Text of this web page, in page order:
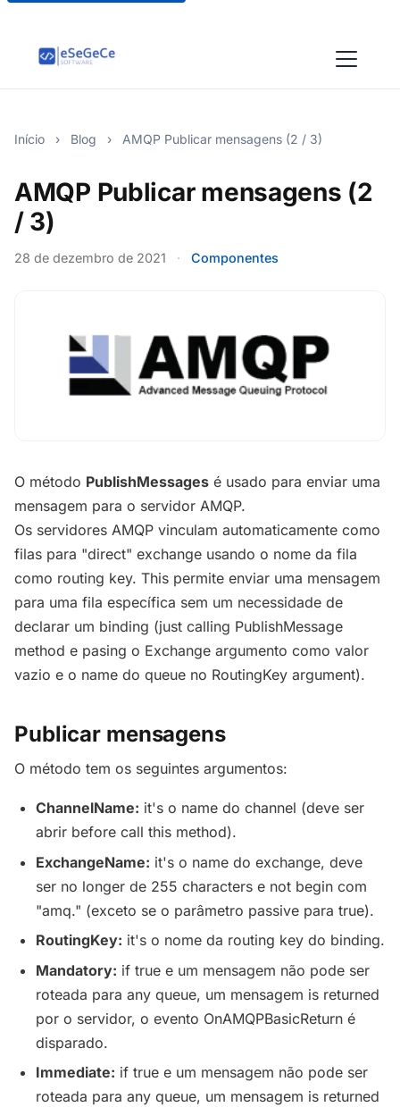
Início › Blog › AMQP Publicar mensagens (2 / 3)
AMQP Publicar mensagens (2
/ 3)
28 de dezembro de 2021 · Componentes
O método PublishMessages é usado para enviar uma
mensagem para o servidor AMQP.
Os servidores AMQP vinculam automaticamente como
filas para "direct" exchange usando o nome da fila
como routing key. This permite enviar uma mensagem
para uma fila específica sem um necessidade de
declarar um binding (just calling PublishMessage
method e pasing o Exchange argumento como valor
vazio e o name do queue no RoutingKey argument).
Publicar mensagens
O método tem os seguintes argumentos:
ChannelName: it's o name do channel (deve ser
abrir before call this method).
ExchangeName: it's o name do exchange, deve
ser no longer de 255 characters e not begin com
"amq." (exceto se o parâmetro passive para true).
RoutingKey: it's o nome da routing key do binding.
Mandatory: if true e um mensagem não pode ser
roteada para any queue, um mensagem is returned
por o servidor, o evento OnAMQPBasicReturn é
disparado.
Immediate: if true e um mensagem não pode ser
roteada para any queue, um mensagem is returned